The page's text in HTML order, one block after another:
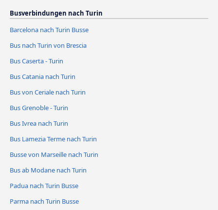
Busverbindungen nach Turin
Barcelona nach Turin Busse
Bus nach Turin von Brescia
Bus Caserta - Turin
Bus Catania nach Turin
Bus von Ceriale nach Turin
Bus Grenoble - Turin
Bus Ivrea nach Turin
Bus Lamezia Terme nach Turin
Busse von Marseille nach Turin
Bus ab Modane nach Turin
Padua nach Turin Busse
Parma nach Turin Busse